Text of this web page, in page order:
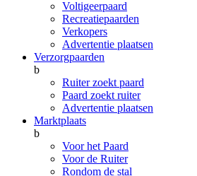
Voltigeerpaard
Recreatiepaarden
Verkopers
Advertentie plaatsen
Verzorgpaarden
b
Ruiter zoekt paard
Paard zoekt ruiter
Advertentie plaatsen
Marktplaats
b
Voor het Paard
Voor de Ruiter
Rondom de stal